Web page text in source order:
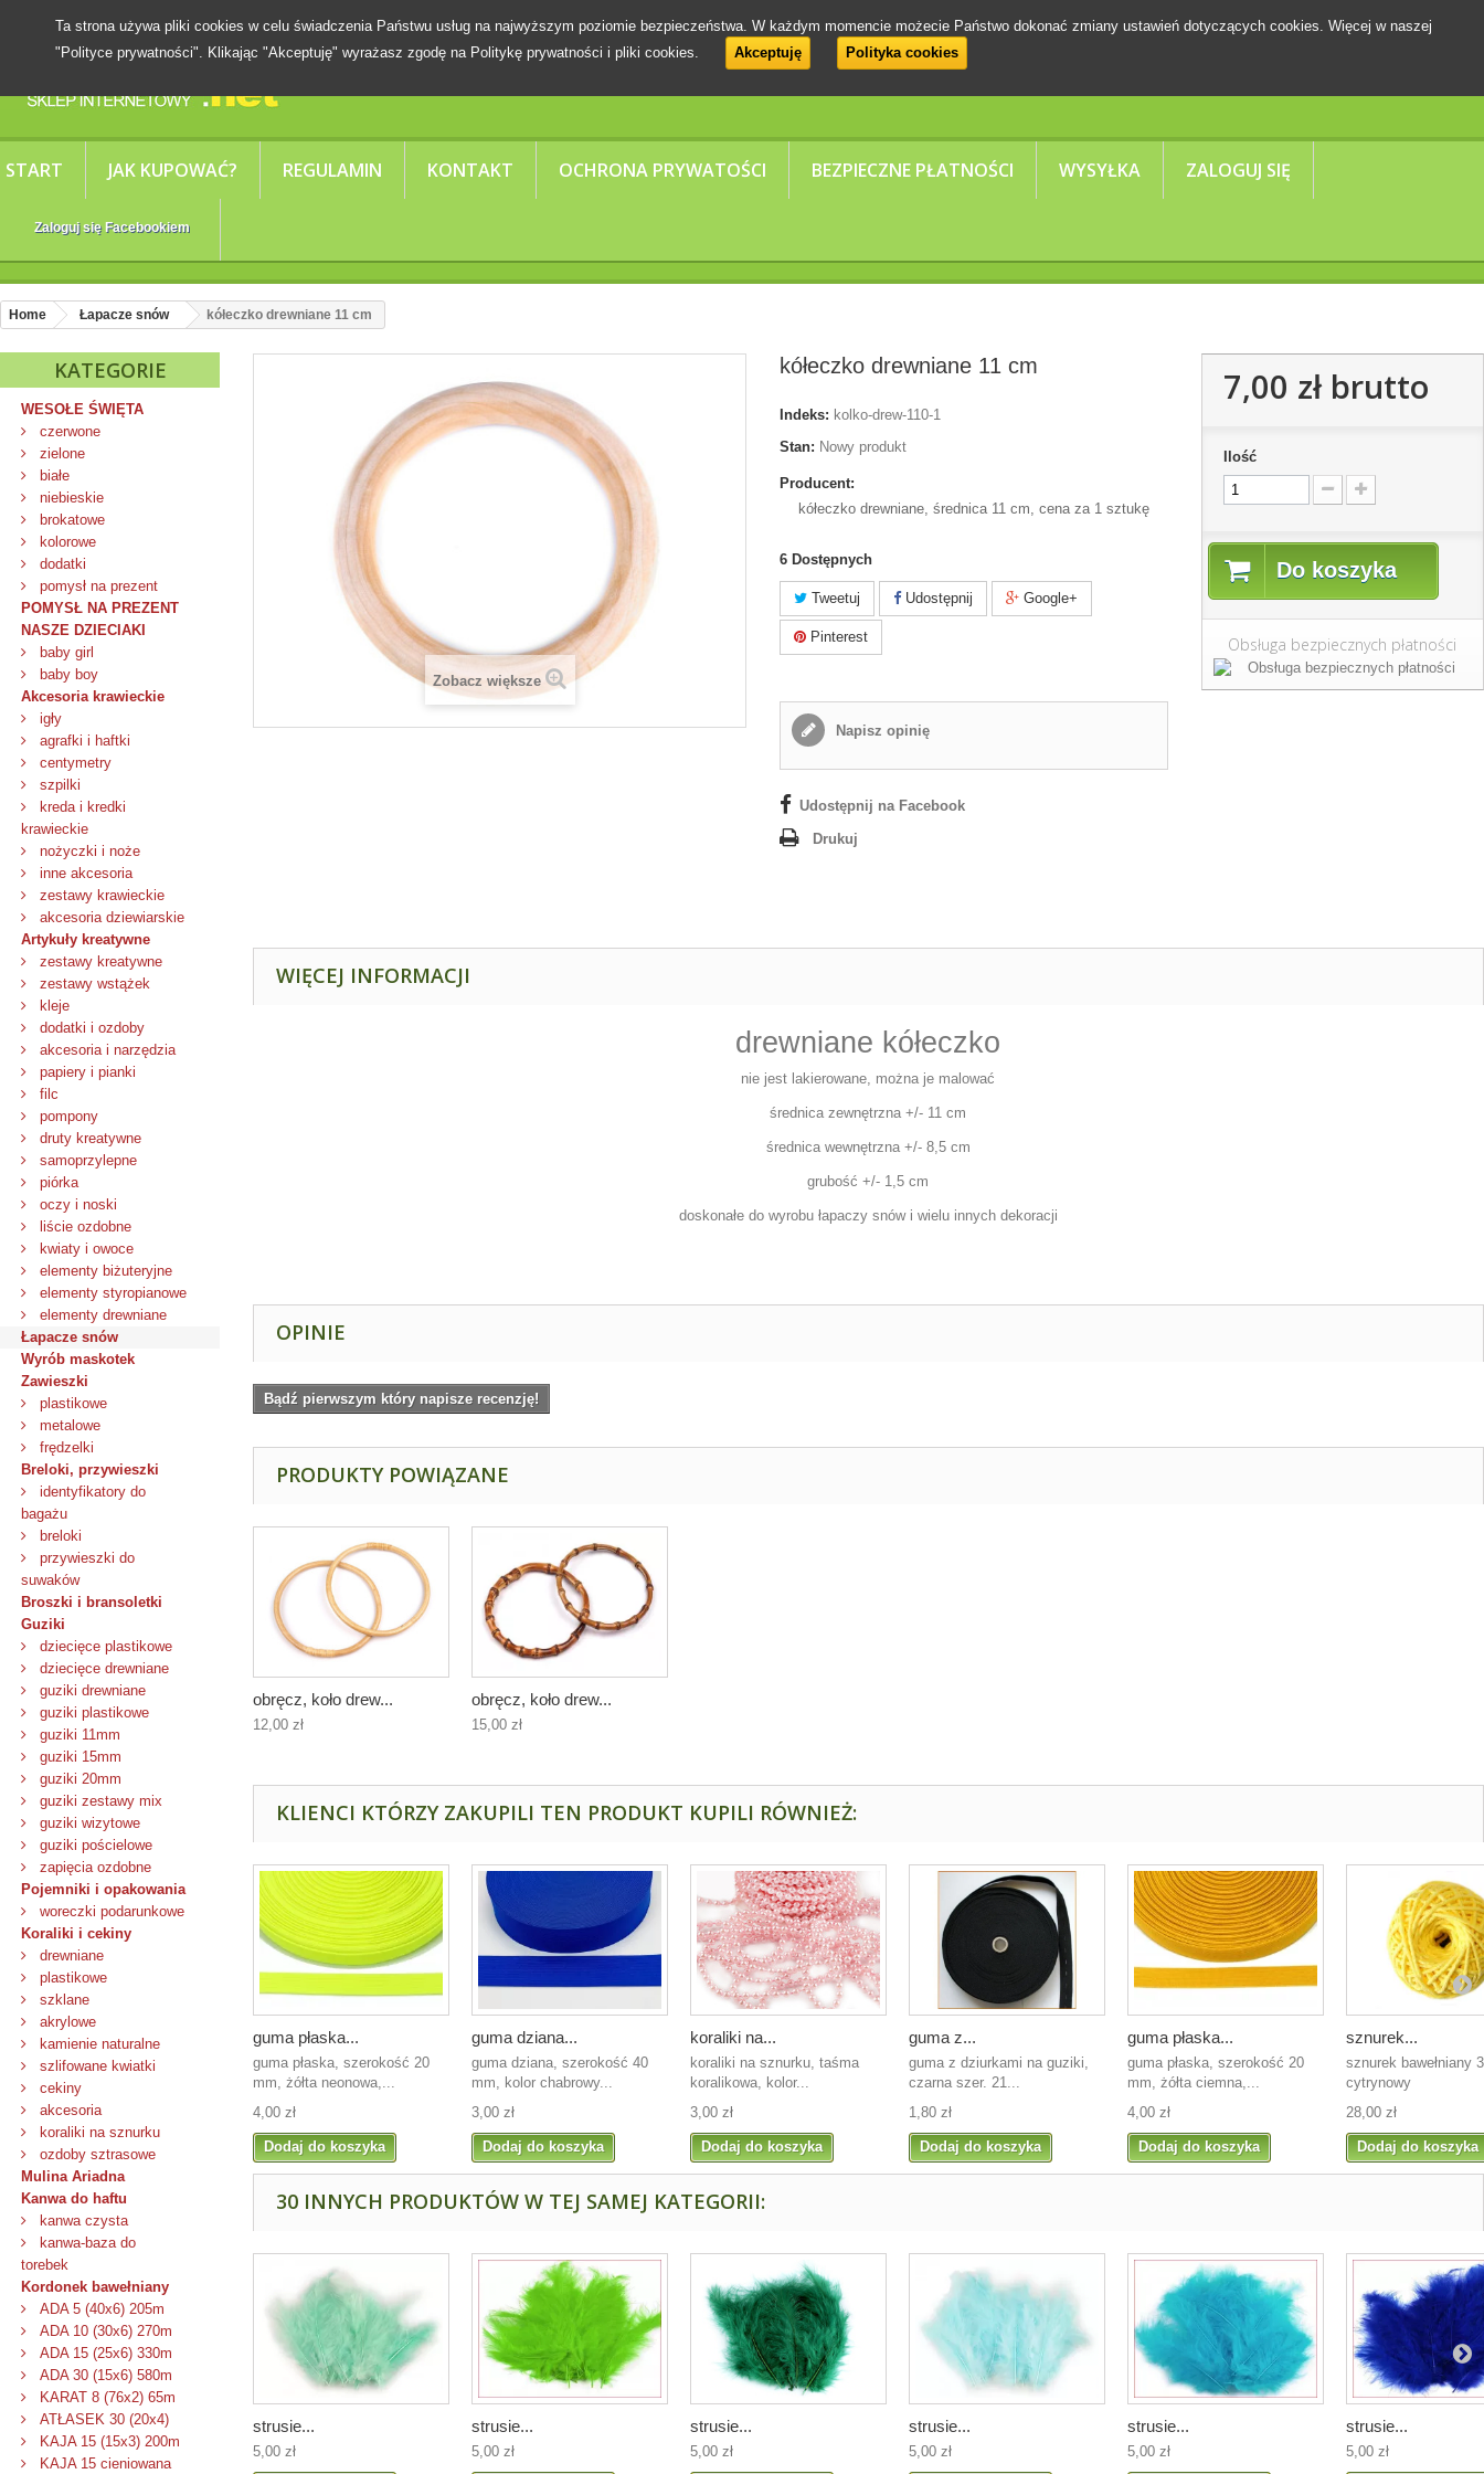
START JAK KUPOWAĆ? REGULAMIN KONTAKT OCHRONA PRYWATOŚCI BEZPIECZNE PŁATNOŚCI WYSYŁKA ZALOGUJ SIĘ
Zaloguj się Facebookiem
Ta strona używa pliki cookies w celu świadczenia Państwu usług na najwyższym poziomie bezpieczeństwa. W każdym momencie możecie Państwo dokonać zmiany ustawień dotyczących cookies. Więcej w naszej
"Polityce prywatności". Klikając "Akceptuję" wyrażasz zgodę na Politykę prywatności i pliki cookies.
Akceptuję Polityka cookies
Home Łapacze snów kółeczko drewniane 11 cm
KATEGORIE
WESOŁE ŚWIĘTA
czerwone
zielone
białe
niebieskie
brokatowe
kolorowe
dodatki
pomysł na prezent
POMYSŁ NA PREZENT
NASZE DZIECIAKI
baby girl
baby boy
Akcesoria krawieckie
igły
agrafki i haftki
centymetry
szpilki
kreda i kredki
krawieckie
nożyczki i noże
inne akcesoria
zestawy krawieckie
akcesoria dziewiarskie
Artykuły kreatywne
zestawy kreatywne
zestawy wstążek
kleje
dodatki i ozdoby
akcesoria i narzędzia
papiery i pianki
filc
pompony
druty kreatywne
samoprzylepne
piórka
oczy i noski
liście ozdobne
kwiaty i owoce
elementy biżuteryjne
elementy styropianowe
elementy drewniane
Łapacze snów
Wyrób maskotek
Zawieszki
plastikowe
metalowe
frędzelki
Breloki, przywieszki
identyfikatory do
bagażu
breloki
przywieszki do
suwaków
Broszki i bransoletki
Guziki
dziecięce plastikowe
dziecięce drewniane
guziki drewniane
guziki plastikowe
guziki 11mm
guziki 15mm
guziki 20mm
guziki zestawy mix
guziki wizytowe
guziki pościelowe
zapięcia ozdobne
Pojemniki i opakowania
woreczki podarunkowe
Koraliki i cekiny
drewniane
plastikowe
szklane
akrylowe
kamienie naturalne
szlifowane kwiatki
cekiny
akcesoria
koraliki na sznurku
ozdoby sztrasowe
Mulina Ariadna
Kanwa do haftu
kanwa czysta
kanwa-baza do
torebek
Kordonek bawełniany
ADA 5 (40x6) 205m
ADA 10 (30x6) 270m
ADA 15 (25x6) 330m
ADA 30 (15x6) 580m
KARAT 8 (76x2) 65m
ATŁASEK 30 (20x4)
KAJA 15 (15x3) 200m
KAJA 15 cieniowana
Zobacz większe
kółeczko drewniane 11 cm
Indeks: kolko-drew-110-1
Stan: Nowy produkt
Producent:
kółeczko drewniane, średnica 11 cm, cena za 1 sztukę
6 Dostępnych
Tweetuj Udostępnij Google+
Pinterest
Napisz opinię
Udostępnij na Facebook
Drukuj
7,00 złbrutto
Ilość
Do koszyka
Obsługa bezpiecznych płatności
WIĘCEJ INFORMACJI
drewniane kółeczko
nie jest lakierowane, można je malować
średnica zewnętrzna +/- 11 cm
średnica wewnętrzna +/- 8,5 cm
grubość +/- 1,5 cm
doskonałe do wyrobu łapaczy snów i wielu innych dekoracji
OPINIE
Bądź pierwszym który napisze recenzję!
PRODUKTY POWIĄZANE
obręcz, koło drew...
12,00 zł
obręcz, koło drew...
15,00 zł
KLIENCI KTÓRZY ZAKUPILI TEN PRODUKT KUPILI RÓWNIEŻ:
guma płaska...
guma płaska, szerokość 20
mm, żółta neonowa,...
4,00 zł
Dodaj do koszyka
guma dziana...
guma dziana, szerokość 40
mm, kolor chabrowy...
3,00 zł
Dodaj do koszyka
koraliki na...
koraliki na sznurku, taśma
koralikowa, kolor...
3,00 zł
Dodaj do koszyka
guma z...
guma z dziurkami na guziki,
czarna szer. 21...
1,80 zł
Dodaj do koszyka
guma płaska...
guma płaska, szerokość 20
mm, żółta ciemna,...
4,00 zł
Dodaj do koszyka
sznurek...
sznurek bawełniany
cytrynowy
28,00 zł
Dodaj do koszyka
30 INNYCH PRODUKTÓW W TEJ SAMEJ KATEGORII:
strusie...
5,00 zł
strusie...
5,00 zł
strusie...
5,00 zł
strusie...
5,00 zł
strusie...
5,00 zł
strusie...
5,00 zł